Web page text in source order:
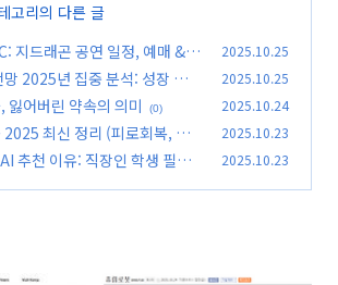
고리의 다른 글
지드래곤 공연 일정, 예매 &
2025.10.25
2025년 집중 분석: 성장 가능
2025.10.25
잃어버린 약속의 의미 (0) 2025.10.24
최신 정리 (피로회복, 항
화 가이드)
(0)
2025.10.23
추천 이유: 직장인 학생 필수
2025.10.23